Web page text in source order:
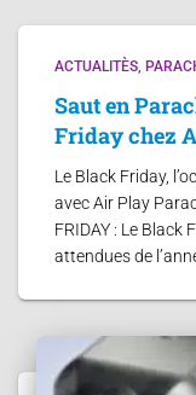
ACTUALITÈS
Saut en
Friday chez
Le Black Friday,
avec Air Play
FRIDAY : Le Black
attendues de